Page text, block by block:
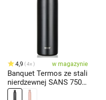
4,9 4x w magazynie
Banquet Termos ze stali
nierdzewnej SANS 750
ml, czarny